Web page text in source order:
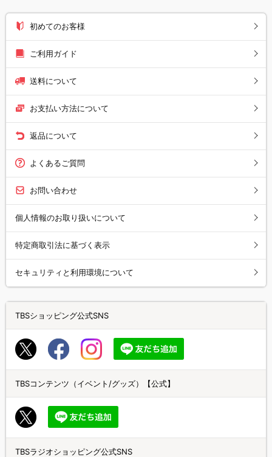
初めてのお客様
ご利用ガイド
送料について
お支払い方法について
返品について
よくあるご質問
お問い合わせ
個人情報のお取り扱いについて
特定商取引法に基づく表示
セキュリティと利用環境について
TBSショッピング公式SNS
TBSコンテンツ（イベント/グッズ）【公式】
TBSラジオショッピング公式SNS